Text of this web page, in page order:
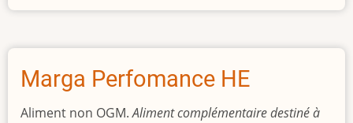
Marga Perfomance HE
Aliment non OGM.Aliment complémentaire destiné à